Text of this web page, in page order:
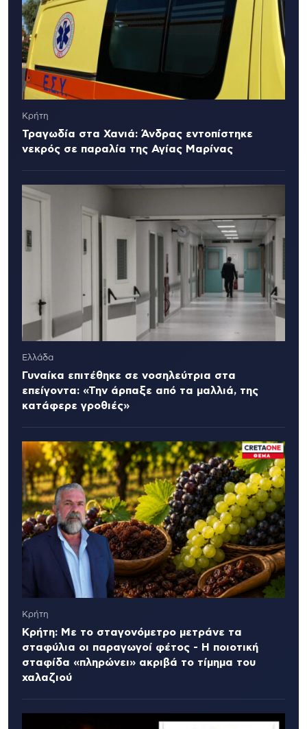
Κρήτη
Τραγωδία στα Χανιά: Άνδρας εντοπίστηκε
νεκρός σε παραλία της Αγίας Μαρίνας
Ελλάδα
Γυναίκα επιτέθηκε σε νοσηλεύτρια στα
επείγοντα: «Την άρπαξε από τα μαλλιά, της
κατάφερε γροθιές»
Κρήτη
Κρήτη: Με το σταγονόμετρο μετράνε τα
σταφύλια οι παραγωγοί φέτος - Η ποιοτική
σταφίδα «πληρώνει» ακριβά το τίμημα του
χαλαζιού